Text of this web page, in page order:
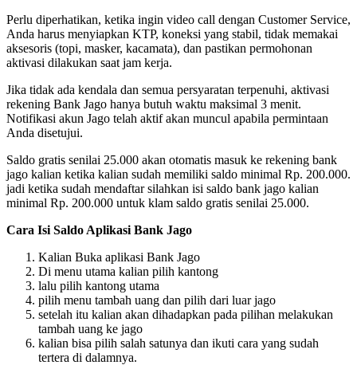
Perlu diperhatikan, ketika ingin video call dengan Customer Service,
Anda harus menyiapkan KTP, koneksi yang stabil, tidak memakai
aksesoris (topi, masker, kacamata), dan pastikan permohonan
aktivasi dilakukan saat jam kerja.
Jika tidak ada kendala dan semua persyaratan terpenuhi, aktivasi
rekening Bank Jago hanya butuh waktu maksimal 3 menit.
Notifikasi akun Jago telah aktif akan muncul apabila permintaan
Anda disetujui.
Saldo gratis senilai 25.000 akan otomatis masuk ke rekening bank
jago kalian ketika kalian sudah memiliki saldo minimal Rp. 200.000.
jadi ketika sudah mendaftar silahkan isi saldo bank jago kalian
minimal Rp. 200.000 untuk klam saldo gratis senilai 25.000.
Cara Isi Saldo Aplikasi Bank Jago
Kalian Buka aplikasi Bank Jago
Di menu utama kalian pilih kantong
lalu pilih kantong utama
pilih menu tambah uang dan pilih dari luar jago
setelah itu kalian akan dihadapkan pada pilihan melakukan
tambah uang ke jago
kalian bisa pilih salah satunya dan ikuti cara yang sudah
tertera di dalamnya.